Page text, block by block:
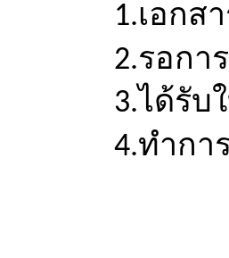
1.เอกส
2.รอกา
3.ได้รั
4.ทำกา